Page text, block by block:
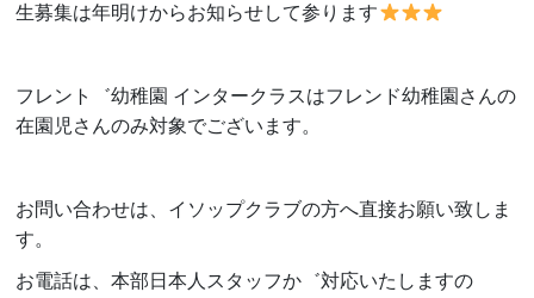
生募集は年明けからお知らせして参ります
フレント゛幼稚園 インタークラスはフレンド幼稚園さんの
在園児さんのみ対象でございます。
お問い合わせは、イソップクラブの方へ直接お願い致しま
す。
お電話は、本部日本人スタッフか゛対応いたしますの